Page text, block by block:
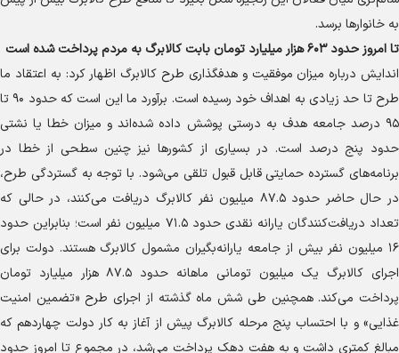
به خانوار‌ها برسد.
تا امروز حدود ۶۰۳ هزار میلیارد تومان بابت کالابرگ به مردم پرداخت شده است
اندایش درباره میزان موفقیت و هدفگذاری طرح کالابرگ اظهار کرد: به اعتقاد ما
طرح تا حد زیادی به اهداف خود رسیده است. برآورد ما این است که حدود ۹۰ تا
۹۵ درصد جامعه هدف به درستی پوشش داده شده‌اند و میزان خطا یا نشتی
حدود پنج درصد است. در بسیاری از کشور‌ها نیز چنین سطحی از خطا در
برنامه‌های گسترده حمایتی قابل قبول تلقی می‌شود. با توجه به گستردگی طرح،
در حال حاضر حدود ۸۷.۵ میلیون نفر کالابرگ دریافت می‌کنند، در حالی که
تعداد دریافت‌کنندگان یارانه نقدی حدود ۷۱.۵ میلیون نفر است؛ بنابراین حدود
۱۶ میلیون نفر بیش از جامعه یارانه‌بگیران مشمول کالابرگ هستند. دولت برای
اجرای کالابرگ یک میلیون تومانی ماهانه حدود ۸۷.۵ هزار میلیارد تومان
پرداخت می‌کند. همچنین طی شش ماه گذشته از اجرای طرح «تضمین امنیت
غذایی» و با احتساب پنج مرحله کالابرگ پیش از آغاز به کار دولت چهاردهم که
مبالغ کمتری داشت و به هفت دهک پرداخت می‌شد، در مجموع تا امروز حدود